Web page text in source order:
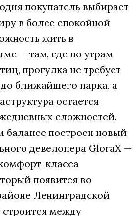
покупатель выбирает
в более спокойной
жить в
— там, где по утрам
прогулка не требует
ближайшего парка, а
остается
сложностей.
балансе построен новый
девелопера GloraX —
класса
появится во
Ленинградской
строится между